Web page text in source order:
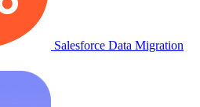
Salesforce Data Migration